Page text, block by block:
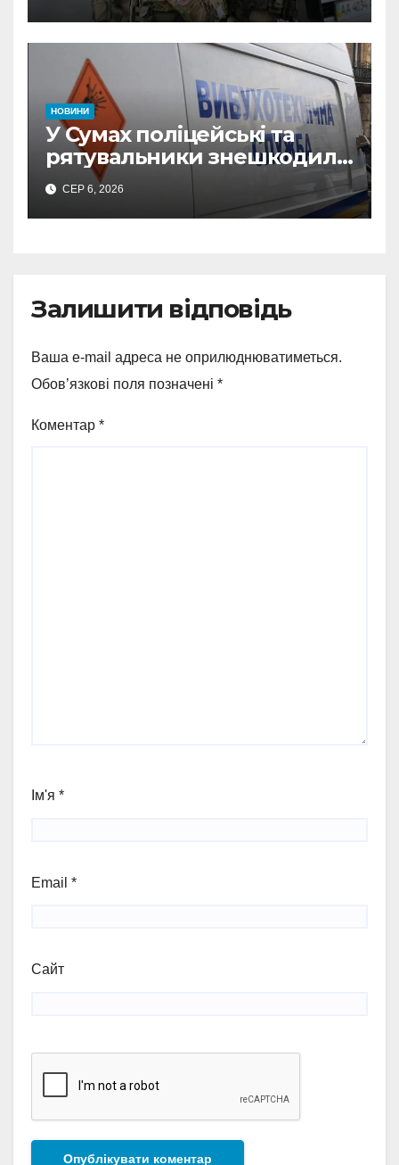
прокремлівського агітатора
з Охтирки
НОВИНИ
У Сумах поліцейські та
рятувальники знешкодили
500-кілограмову авіабомбу
росіян
СЕР 6, 2026
Залишити відповідь
Ваша e-mail адреса не оприлюднюватиметься.
Обов’язкові поля позначені *
Коментар *
Ім'я *
Email *
Сайт